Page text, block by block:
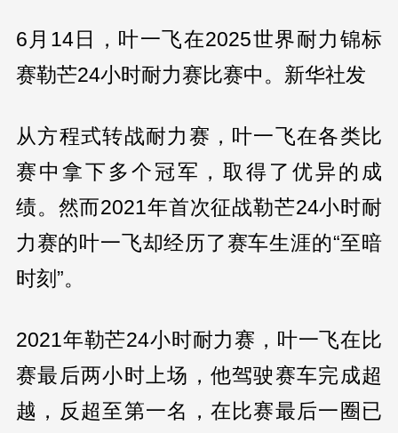
6月14日，叶一飞在2025世界耐力锦标
赛勒芒24小时耐力赛比赛中。新华社发
从方程式转战耐力赛，叶一飞在各类比
赛中拿下多个冠军，取得了优异的成
绩。然而2021年首次征战勒芒24小时耐
力赛的叶一飞却经历了赛车生涯的“至暗
时刻”。
2021年勒芒24小时耐力赛，叶一飞在比
赛最后两小时上场，他驾驶赛车完成超
越，反超至第一名，在比赛最后一圈已